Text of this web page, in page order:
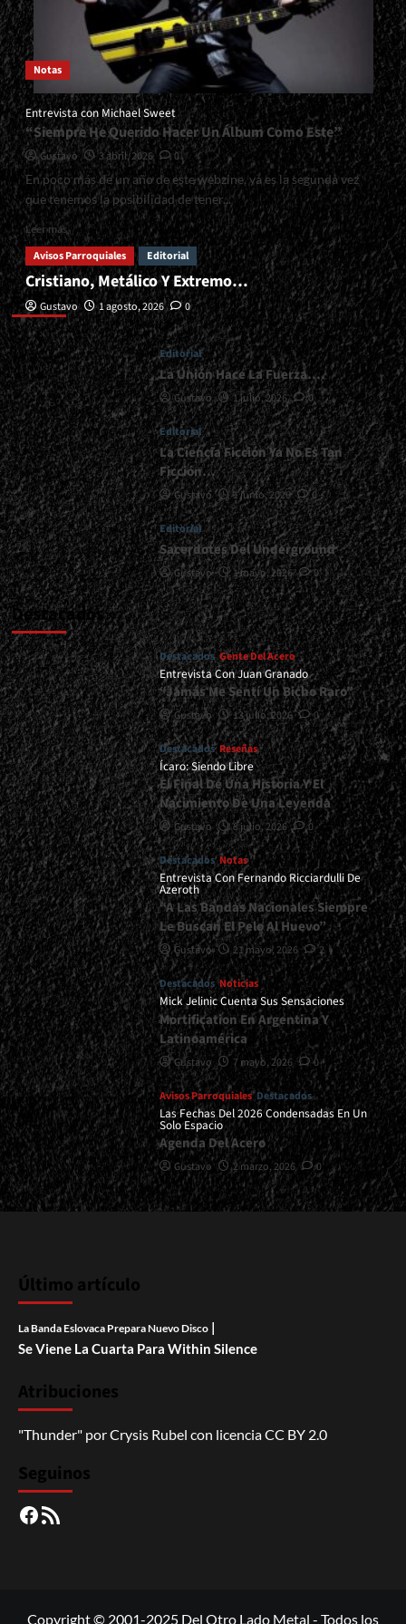
Notas
Entrevista con Michael Sweet
“Siempre He Querido Hacer Un Álbum Como Este”
Gustavo 3 abril, 2026
0
En poco más de un año de este webzine, ya es la segunda vez
que tenemos la posibilidad de tener...
Leer másRead
more
about
<small>Entrevista
con
Michael
Sweet<span>
|
</span>
</small>
<div>“Siempre
He
Querido
Hacer
Un
Álbum
Como
Este”</div>
Editorial
Avisos Parroquiales Editorial
Cristiano, Metálico Y Extremo…
Gustavo 1 agosto, 2026 0
Editorial
La Unión Hace La Fuerza….
Gustavo 1 julio, 2026 0
Editorial
La Ciencia Ficción Ya No Es Tan
Ficción…
Gustavo 1 junio, 2026 0
Editorial
Sacerdotes Del Underground
Gustavo 1 mayo, 2026 0
Destacados
Destacados Gente Del Acero
Entrevista Con Juan Granado
“Jamás Me Sentí Un Bicho Raro”
Gustavo 13 julio, 2026 0
Destacados Reseñas
Ícaro: Siendo Libre
El Final De Una Historia Y El
Nacimiento De Una Leyenda
Gustavo 8 julio, 2026 0
Destacados Notas
Entrevista Con Fernando Ricciardulli De
Azeroth
“A Las Bandas Nacionales Siempre
Le Buscan El Pelo Al Huevo”
Gustavo 21 mayo, 2026 2
Destacados Noticias
Mick Jelinic Cuenta Sus Sensaciones
Mortification En Argentina Y
Latinoamérica
Gustavo 7 mayo, 2026 0
Avisos Parroquiales Destacados
Las Fechas Del 2026 Condensadas En Un
Solo Espacio
Agenda Del Acero
Gustavo 2 marzo, 2026 0
Último artículo
La Banda Eslovaca Prepara Nuevo Disco |
Se Viene La Cuarta Para Within Silence
Atribuciones
"Thunder" porCrysis Rubel con licenciaCC BY 2.0
Seguinos
Facebook
RSS
Copyright © 2001-2025 Del Otro Lado Metal - Todos los